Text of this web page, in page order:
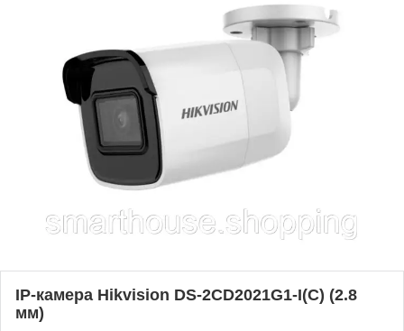
IP-камера Hikvision DS-2CD2021G1-I(C) (2.8
мм)